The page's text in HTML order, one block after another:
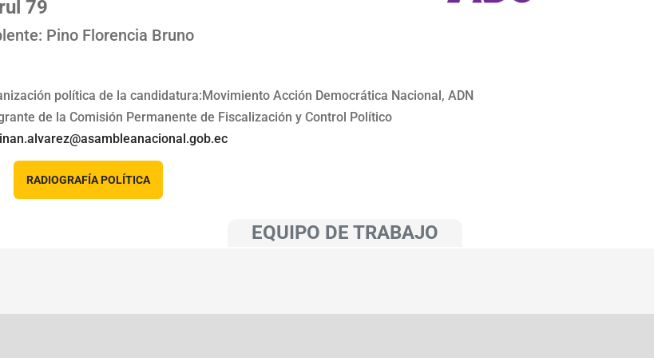
79
Pino Florencia Bruno
política de la candidatura:Movimiento Acción Democrática Nacional, ADN
de la Comisión Permanente de Fiscalización y Control Político
RADIOGRAFÍA POLÍTICA
EQUIPO DE TRABAJO